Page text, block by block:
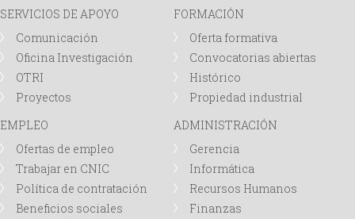
s
q
u
e
d
SERVICIOS DE APOYO
Comunicación
Oficina Investigación
OTRI
Proyectos
FORMACIÓN
Oferta formativa
Convocatorias abiertas
Histórico
Propiedad industrial
EMPLEO
Ofertas de empleo
Trabajar en CNIC
Política de contratación
Beneficios sociales
ADMINISTRACIÓN
Gerencia
Informática
Recursos Humanos
Finanzas